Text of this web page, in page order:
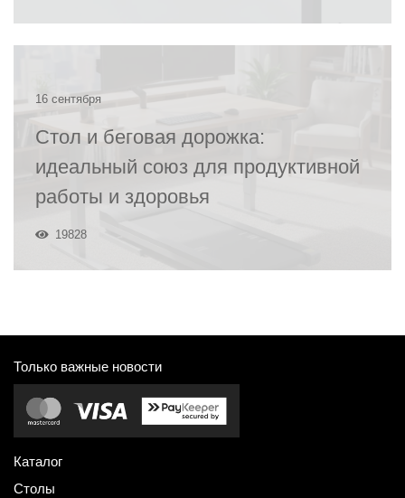
16 сентября
Стол и беговая дорожка:
идеальный союз для продуктивной
работы и здоровья
19828
Только важные новости
Каталог
Столы